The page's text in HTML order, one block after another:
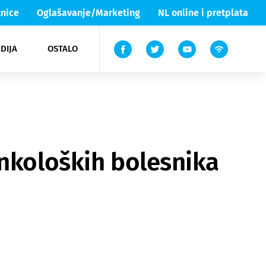
Oglašavanje/Marketing NL online i pretplata
OSTALO
Lika & Senj
TV
bolesnika